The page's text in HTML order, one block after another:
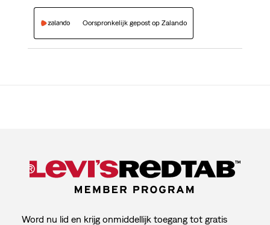
Oorspronkelijk gepost op Zalando
Word nu lid en krijg onmiddellijk toegang tot gratis